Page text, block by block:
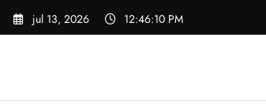
Skoči
jul 13, 2026 12:46:11 PM